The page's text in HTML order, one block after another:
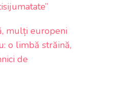
mulți europeni
o limbă străină,
de